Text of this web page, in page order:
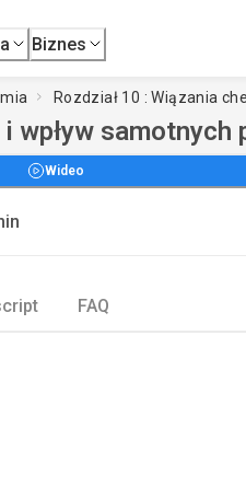
Biznes
Rozdział 10 : Wiązania
wpływ samotnych
Wideo
FAQ